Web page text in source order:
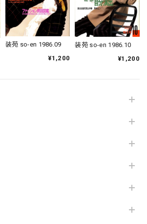
装苑 so-en 1986.09
¥1,200
装苑 so-en 1986.10
¥1,200